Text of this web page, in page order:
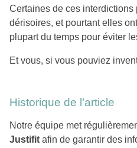
Certaines de ces interdictions
dérisoires, et pourtant elles
plupart du temps pour éviter
Et vous, si vous pouviez
Historique de l’article
Notre équipe met
Justifit afin de garantir des